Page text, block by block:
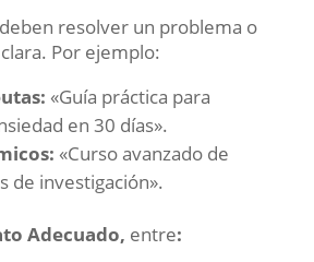
resolver un problema o
Por ejemplo:
«Guía práctica para
en 30 días».
«Curso avanzado de
de investigación».
Adecuado, entre: